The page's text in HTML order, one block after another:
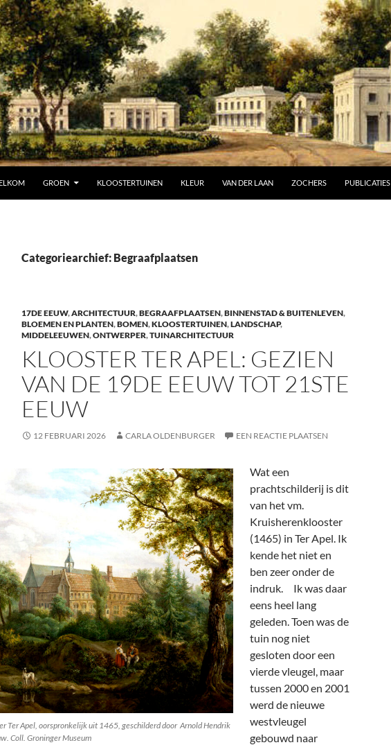
GROEN KLOOSTERTUINEN KLEUR VAN DER LAAN ZOCHERS PUBLICATIES
Categoriearchief: Begraafplaatsen
17DE EEUW,ARCHITECTUUR,BEGRAAFPLAATSEN,BINNENSTAD & BUITENLEVEN,
BLOEMEN EN PLANTEN,BOMEN,KLOOSTERTUINEN,LANDSCHAP,
MIDDELEEUWEN,ONTWERPER,TUINARCHITECTUUR
KLOOSTER TER APEL: GEZIEN
VAN DE 19DE EEUW TOT 21STE
EEUW
12 FEBRUARI 2026 CARLA OLDENBURGER EEN REACTIE PLAATSEN
Ter Apel, oorspronkelijk uit 1465, geschilderd door Arnold Hendrik
Coll. Groninger Museum
Wat een
prachtschilderij is dit
van het vm.
Kruisherenklooster
(1465) in Ter Apel. Ik
kende het niet en
ben zeer onder de
indruk. Ik was daar
eens heel lang
geleden. Toen was de
tuin nog niet
gesloten door een
vierde vleugel, maar
tussen 2000 en 2001
werd de nieuwe
westvleugel
gebouwd naar